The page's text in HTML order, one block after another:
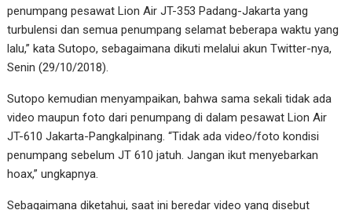
penumpang pesawat Lion Air JT-353 Padang-Jakarta yang
turbulensi dan semua penumpang selamat beberapa waktu yang
lalu,” kata Sutopo, sebagaimana dikuti melalui akun Twitter-nya,
Senin (29/10/2018).
Sutopo kemudian menyampaikan, bahwa sama sekali tidak ada
video maupun foto dari penumpang di dalam pesawat Lion Air
JT-610 Jakarta-Pangkalpinang. “Tidak ada video/foto kondisi
penumpang sebelum JT 610 jatuh. Jangan ikut menyebarkan
hoax,” ungkapnya.
Sebagaimana diketahui, saat ini beredar video yang disebut